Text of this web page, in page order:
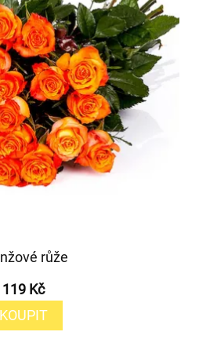
růže
119 Kč
KOUPIT